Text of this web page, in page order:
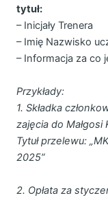
tytuł:
– Inicjały Trenera
– Imię Nazwisko
– Informacja za co
Przykłady:
1. Składka
zajęcia do Małgosi
Tytuł przelewu:
2025”
2. Opłata za